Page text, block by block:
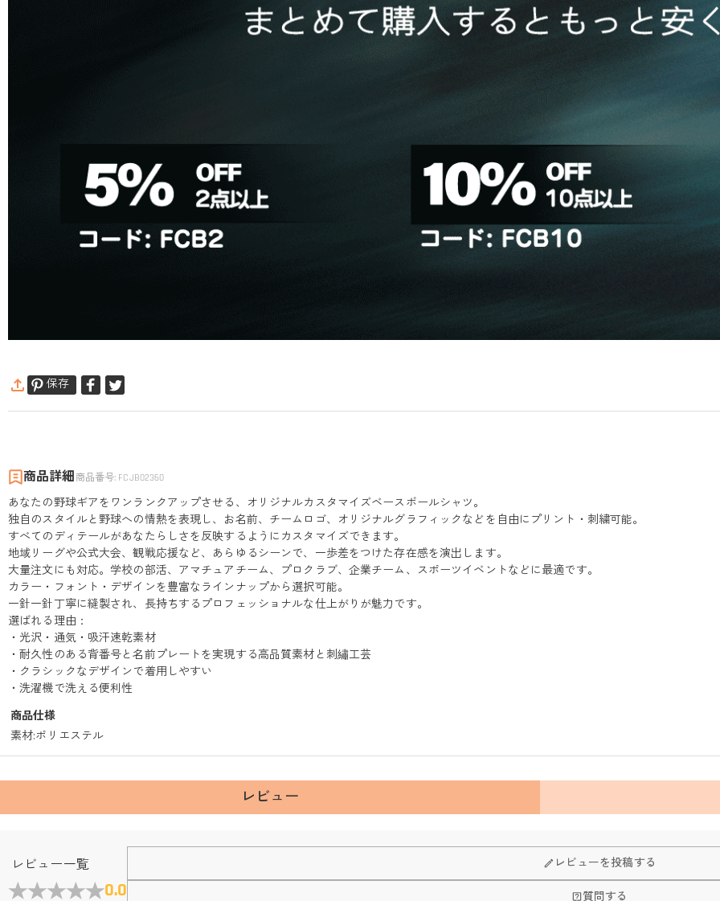
保存
商品詳細 商品番号: FCJB02360
あなたの野球ギアをワンランクアップさせる、オリジナルカスタマイズベースボールシャツ。
独自のスタイルと野球への情熱を表現し、お名前、チームロゴ、オリジナルグラフィックなどを自由にプリント・刺繍可能。
すべてのディテールがあなたらしさを反映するようにカスタマイズできます。
地域リーグや公式大会、観戦応援など、あらゆるシーンで、一歩差をつけた存在感を演出します。
大量注文にも対応。学校の部活、アマチュアチーム、プロクラブ、企業チーム、スポーツイベントなどに最適です。
カラー・フォント・デザインを豊富なラインナップから選択可能。
一針一針丁寧に縫製され、長持ちするプロフェッショナルな仕上がりが魅力です。
選ばれる理由：
・光沢・通気・吸汗速乾素材
・耐久性のある背番号と名前プレートを実現する高品質素材と刺繡工芸
・クラシックなデザインで着用しやすい
・洗濯機で洗える便利性
商品仕様
素材:ポリエステル
レビュー
レビュー一覧
0.0
レビューを投稿する
質問する